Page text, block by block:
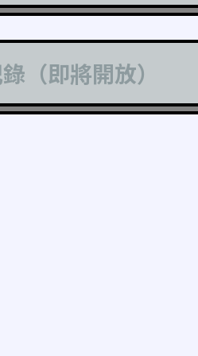
（即將開放）